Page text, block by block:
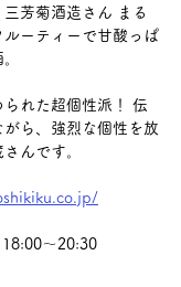
芳菊酒造さん まる
ーティーで甘酸っぱ
れた超個性派！ 伝
ら、強烈な個性を放
んです。
～20:30